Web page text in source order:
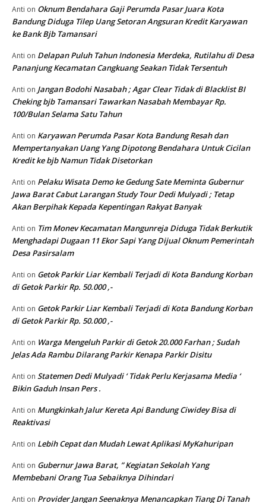
Anti on Oknum Bendahara Gaji Perumda Pasar Juara Kota
Bandung Diduga Tilep Uang Setoran Angsuran Kredit Karyawan
ke Bank Bjb Tamansari
Anti on Delapan Puluh Tahun Indonesia Merdeka, Rutilahu di Desa
Pananjung Kecamatan Cangkuang Seakan Tidak Tersentuh
Anti on Jangan Bodohi Nasabah ; Agar Clear Tidak di Blacklist BI
Cheking bjb Tamansari Tawarkan Nasabah Membayar Rp.
100/Bulan Selama Satu Tahun
Anti on Karyawan Perumda Pasar Kota Bandung Resah dan
Mempertanyakan Uang Yang Dipotong Bendahara Untuk Cicilan
Kredit ke bjb Namun Tidak Disetorkan
Anti on Pelaku Wisata Demo ke Gedung Sate Meminta Gubernur
Jawa Barat Cabut Larangan Study Tour Dedi Mulyadi ; Tetap
Akan Berpihak Kepada Kepentingan Rakyat Banyak
Anti on Tim Monev Kecamatan Mangunreja Diduga Tidak Berkutik
Menghadapi Dugaan 11 Ekor Sapi Yang Dijual Oknum Pemerintah
Desa Pasirsalam
Anti on Getok Parkir Liar Kembali Terjadi di Kota Bandung Korban
di Getok Parkir Rp. 50.000 ,-
Anti on Getok Parkir Liar Kembali Terjadi di Kota Bandung Korban
di Getok Parkir Rp. 50.000 ,-
Anti on Warga Mengeluh Parkir di Getok 20.000 Farhan ; Sudah
Jelas Ada Rambu Dilarang Parkir Kenapa Parkir Disitu
Anti on Statemen Dedi Mulyadi ‘ Tidak Perlu Kerjasama Media ‘
Bikin Gaduh Insan Pers .
Anti on Mungkinkah Jalur Kereta Api Bandung Ciwidey Bisa di
Reaktivasi
Anti on Lebih Cepat dan Mudah Lewat Aplikasi MyKahuripan
Anti on Gubernur Jawa Barat, ” Kegiatan Sekolah Yang
Membebani Orang Tua Sebaiknya Dihindari
Anti on Provider Jangan Seenaknya Menancapkan Tiang Di Tanah